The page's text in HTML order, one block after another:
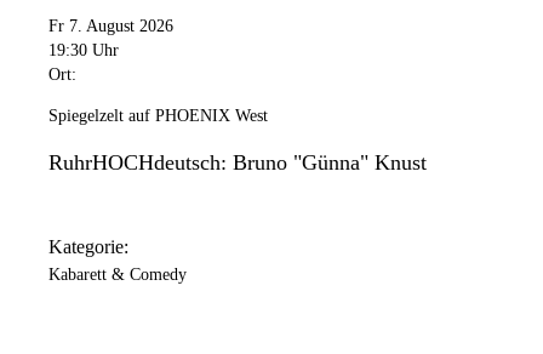
Fr 7. August 2026
19:30 Uhr
Ort:
Spiegelzelt auf PHOENIX West
RuhrHOCHdeutsch: Bruno "Günna" Knust
Kategorie:
Kabarett & Comedy